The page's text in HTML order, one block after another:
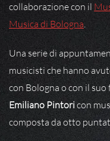
collaborazione con il
Musica di Bologna.
Una serie di
musicisti che hanno
con Bologna o con il
Emiliano Pintoricon
composta da otto